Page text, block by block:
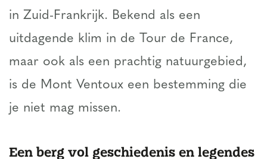
in Zuid-Frankrijk. Bekend als een
uitdagende klim in de Tour de France,
maar ook als een prachtig natuurgebied,
is de Mont Ventoux een bestemming die
je niet mag missen.
Een berg vol geschiedenis en legendes